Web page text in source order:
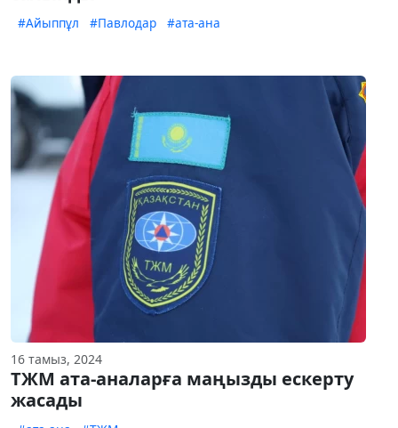
#Айыппұл #Павлодар #ата-ана
16 тамыз, 2024
ТЖМ ата-аналарға маңызды ескерту
жасады